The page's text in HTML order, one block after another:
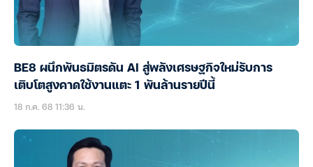
BE8 ผนึกพันธมิตรดัน AI สู่พลังเศรษฐกิจใหม่รับการ
เติบโตสูงคาดใช้งานแตะ 1 พันล้านรายปีนี้
18 ก.ค. 68 11:36 น.